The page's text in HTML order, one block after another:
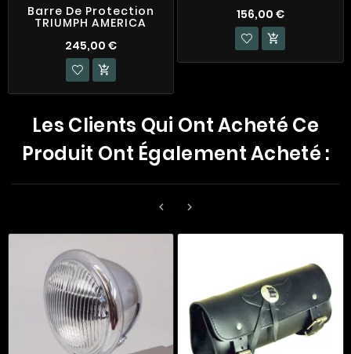
Barre De Protection
TRIUMPH AMERICA
245,00 €

156,00 €

Les Clients Qui Ont Acheté Ce
Produit Ont Également Acheté :
 